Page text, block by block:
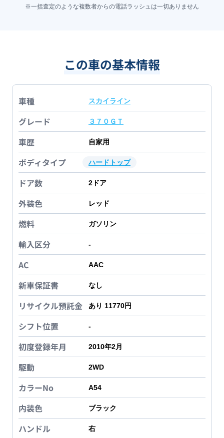
※一括査定のような複数者からの電話ラッシュは一切ありません
この車の基本情報
車種 スカイライン
グレード ３７０ＧＴ
車歴 自家用
ボディタイプ ハードトップ
ドア数 2 ドア
外装色 レッド
燃料 ガソリン
輸入区分 -
AC AAC
新車保証書 なし
リサイクル預託金 あり 11770円
シフト位置 -
初度登録年月 2010年2月
駆動 2WD
カラーNo A54
内装色 ブラック
ハンドル 右